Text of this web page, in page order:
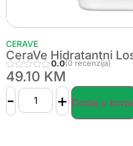
CERAVE
CeraVe Hidratantni
0.0(0 recenzija)
49.10 KM
- + Dodaj u